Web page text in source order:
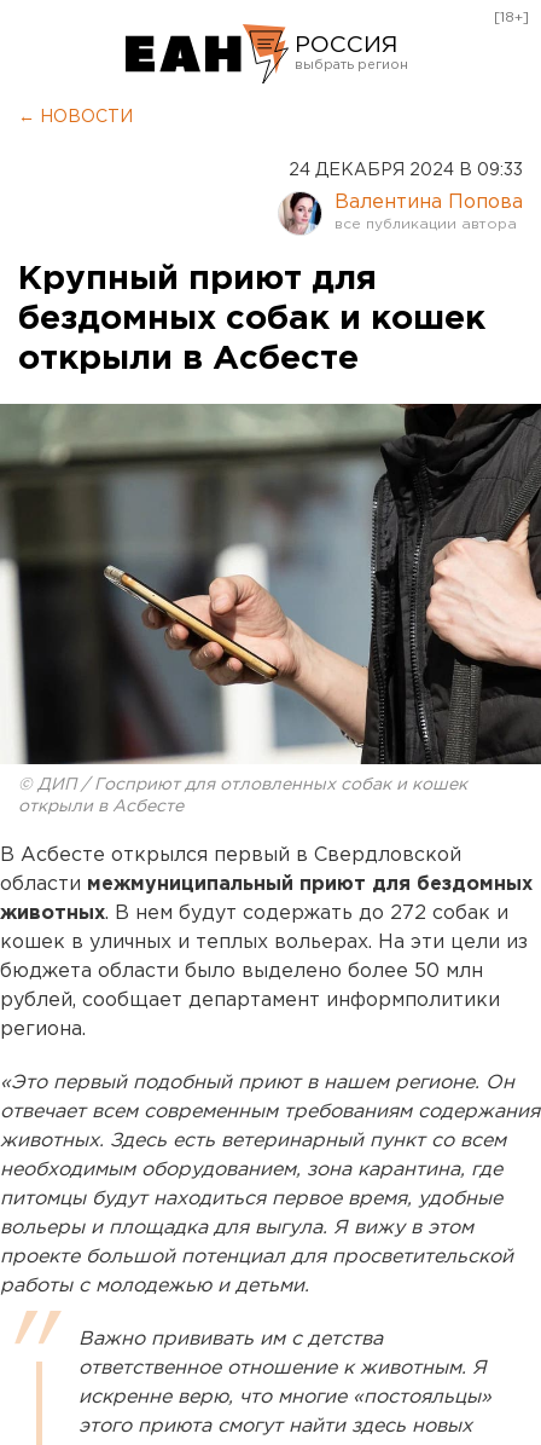
РОССИЯ
Курган
Оренбург
[18+]
← НОВОСТИ
24 ДЕКАБРЯ 2024 В 09:33
Валентина Попова
Крупный приют для
бездомных собак и кошек
открыли в Асбесте
© ДИП / Госприют для отловленных собак и кошек
открыли в Асбесте
В Асбесте открылся первый в Свердловской
области межмуниципальный приют для бездомных
животных. В нем будут содержать до 272 собак и
кошек в уличных и теплых вольерах. На эти цели из
бюджета области было выделено более 50 млн
рублей, сообщает департамент информполитики
региона.
«Это первый подобный приют в нашем регионе. Он
отвечает всем современным требованиям содержания
животных. Здесь есть ветеринарный пункт со всем
необходимым оборудованием, зона карантина, где
питомцы будут находиться первое время, удобные
вольеры и площадка для выгула. Я вижу в этом
проекте большой потенциал для просветительской
работы с молодежью и детьми.
Важно прививать им с детства
ответственное отношение к животным. Я
искренне верю, что многие «постояльцы»
этого приюта смогут найти здесь новых